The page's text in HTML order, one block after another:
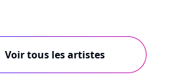
Voir tous les artistes